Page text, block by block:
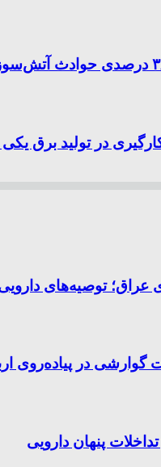
در تولید برق
توصیه‌های دارویی
گوارشی در پیاده‌روی
پنهان دارویی